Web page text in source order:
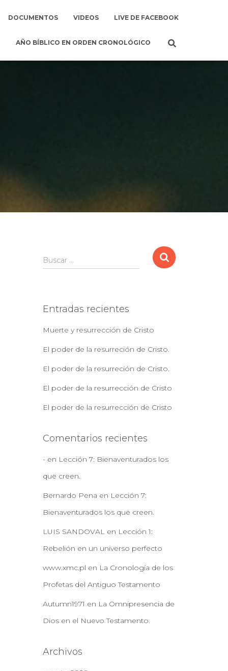
DOCUMENTOS VIDEOS LIVE DE FACEBOOK
AÑO BÍBLICO EN ORDEN CRONOLÓGICO
B
u
r
Buscar …
Entradas recientes
Muerte y resurrección de Cristo
El poder de la resurreción de Cristo.
El poder de la resurreción de Cristo.
El poder de la resurrección de Cristo
El poder de la resurrección de Cristo
Comentarios recientes
-en Lección 7: Bienaventurados los
que creen.
Bernardo Pena en Lección 7:
Bienaventurados los que creen.
LUIS SANDOVALen Lección 1:
Rebelión en un universo perfecto
www.xmc.pl en La Cronología de los
Profetas del Antiguo Testamento
Autumn1971 en La Omnipresencia de
Dios en el Nuevo Testamento.
Archivos